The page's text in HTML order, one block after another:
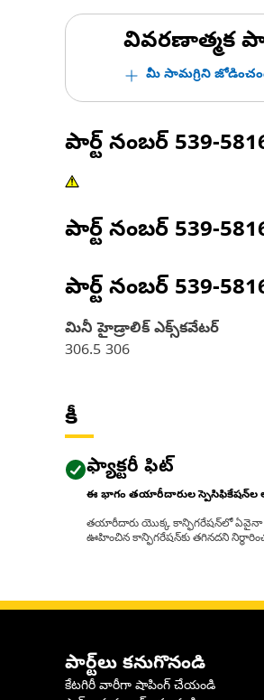
వివరణాత్మక
మీ సామగ్రిని
పార్ట్ నంబర్ 539-
పార్ట్ నంబర్ 539-
పార్ట్ నంబర్ 539-
మినీ హైడ్రాలిక్ ఎక్స్‌కవేటర్
306.5 306
కీ
ఫ్యాక్టరీ ఫిట్
ఈ భాగం తయారీదారుల స్పెసిఫికేషన్‌ల
తయారీదారు యొక్క కాన్ఫిగరేషన్‌లో ఏవైనా
ఊహించిన కాన్ఫిగరేషన్‌కు తగినదని
పార్ట్‌లు కనుగొనండి
కేటగిరీ వారీగా షాపింగ్ చేయండి